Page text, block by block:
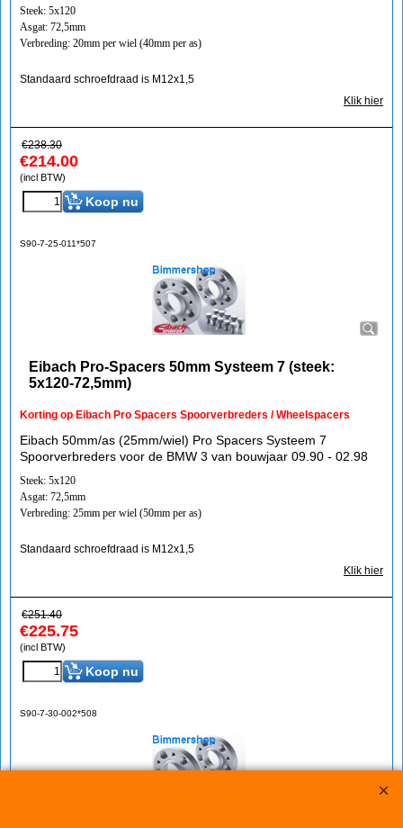
Steek: 5x120
Asgat: 72,5mm
Verbreding: 20mm per wiel (40mm per as)
Standaard schroefdraad is M12x1,5
Klik hier
€238.30
€214.00
(incl BTW)
Koop nu
S90-7-25-011*507
Eibach Pro-Spacers 50mm Systeem 7 (steek:
5x120-72,5mm)
Korting op Eibach Pro Spacers Spoorverbreders / Wheelspacers
Eibach 50mm/as (25mm/wiel) Pro Spacers Systeem 7
Spoorverbreders voor de BMW 3 van bouwjaar 09.90 - 02.98
Steek: 5x120
Asgat: 72,5mm
Verbreding: 25mm per wiel (50mm per as)
Standaard schroefdraad is M12x1,5
Klik hier
€251.40
€225.75
(incl BTW)
Koop nu
S90-7-30-002*508